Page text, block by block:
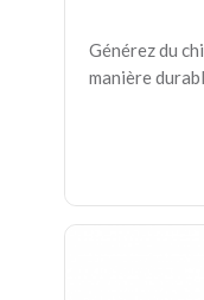
Générez du
manière